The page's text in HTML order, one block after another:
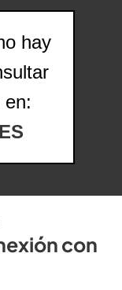
hay
en:
con